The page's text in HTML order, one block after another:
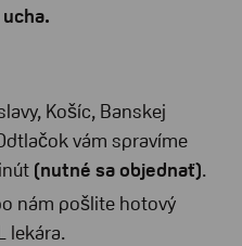
Košíc, Banskej
vám spravíme
(nutné sa objednať).
nám pošlite hotový
lekára.